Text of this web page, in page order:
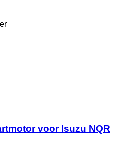
voor Isuzu NQR